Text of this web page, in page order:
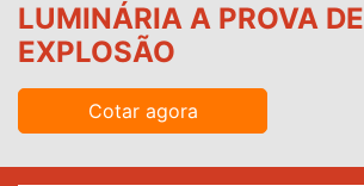
LUMINÁRIA A PROVA DE
EXPLOSÃO
Cotar agora